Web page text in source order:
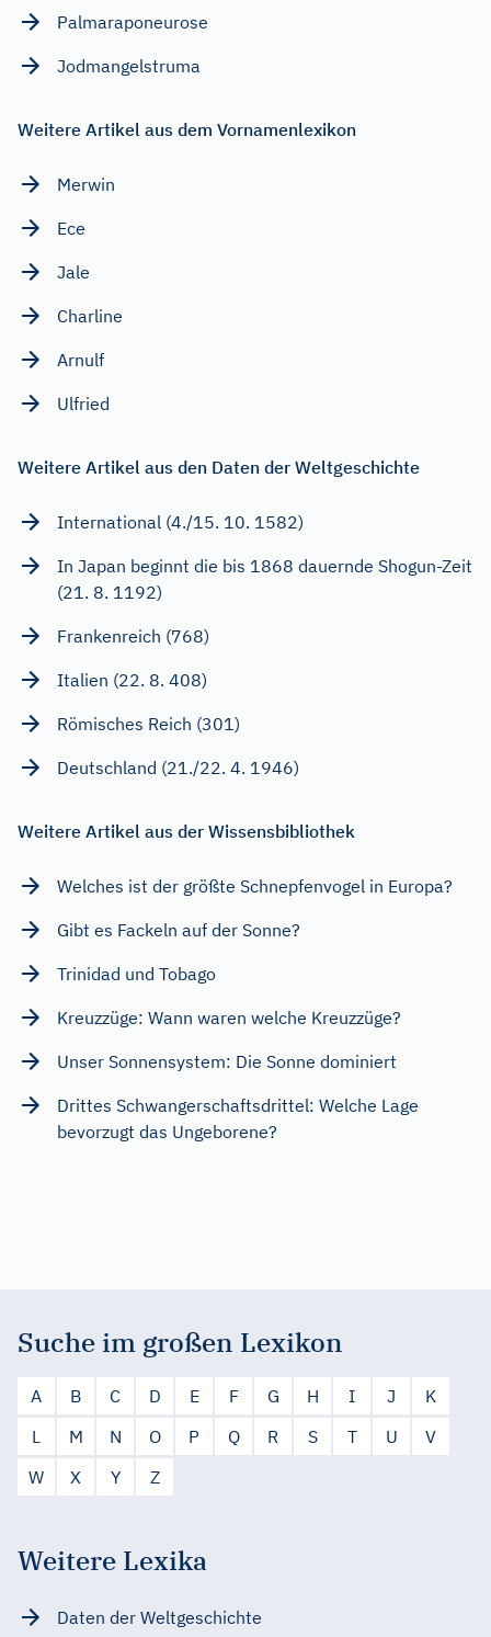
Palmaraponeurose
Jodmangelstruma
Weitere Artikel aus dem Vornamenlexikon
Merwin
Ece
Jale
Charline
Arnulf
Ulfried
Weitere Artikel aus den Daten der Weltgeschichte
International (4./15. 10. 1582)
In Japan beginnt die bis 1868 dauernde Shogun-Zeit
(21. 8. 1192)
Frankenreich (768)
Italien (22. 8. 408)
Römisches Reich (301)
Deutschland (21./22. 4. 1946)
Weitere Artikel aus der Wissensbibliothek
Welches ist der größte Schnepfenvogel in Europa?
Gibt es Fackeln auf der Sonne?
Trinidad und Tobago
Kreuzzüge: Wann waren welche Kreuzzüge?
Unser Sonnensystem: Die Sonne dominiert
Drittes Schwangerschaftsdrittel: Welche Lage
bevorzugt das Ungeborene?
Suche im großen Lexikon
A B C D E F G H I J
K
L
M N O P Q R S T U
V
W
X Y Z
Weitere Lexika
Daten der Weltgeschichte